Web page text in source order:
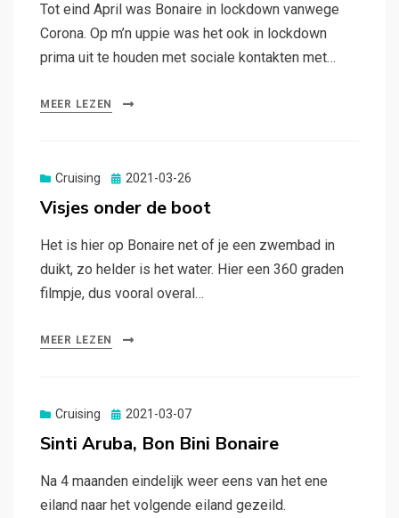
Tot eind April was Bonaire in lockdown vanwege
Corona. Op m’n uppie was het ook in lockdown
prima uit te houden met sociale kontakten met…
MEER LEZEN
Cruising
Gepubliceerd
2021-03-26
Visjes onder de boot
Het is hier op Bonaire net of je een zwembad in
duikt, zo helder is het water. Hier een 360 graden
filmpje, dus vooral overal…
MEER LEZEN
Cruising
Gepubliceerd
2021-03-07
Sinti Aruba, Bon Bini Bonaire
Na 4 maanden eindelijk weer eens van het ene
eiland naar het volgende eiland gezeild.